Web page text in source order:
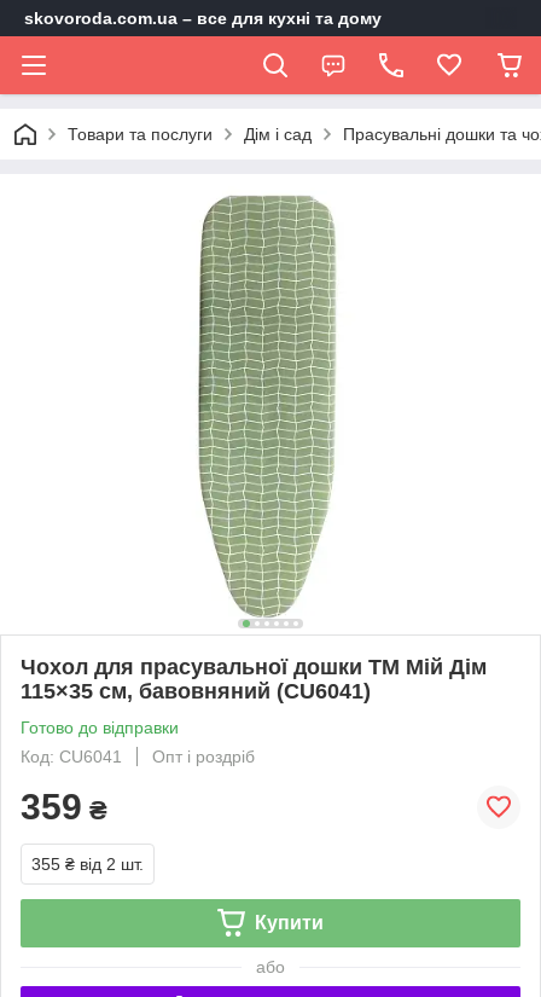
skovoroda.com.ua – все для кухні та дому
Товари та послуги Дім і сад Прасувальні дошки та
Чохол для прасувальної дошки ТМ Мій Дім
115×35 см, бавовняний (CU6041)
Готово до відправки
Код: CU6041
Опт і роздріб
359 ₴
355 ₴ від 2 шт.
Купити
або